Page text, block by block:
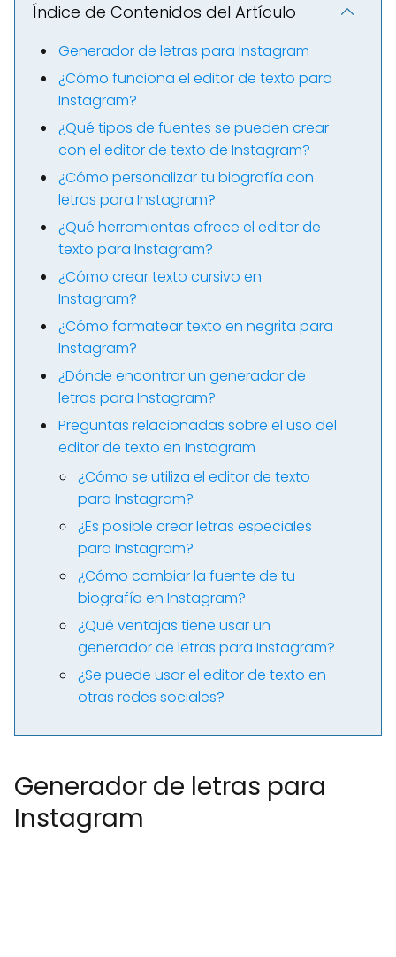
Índice de Contenidos del Artículo
Generador de letras para Instagram
¿Cómo funciona el editor de texto para
Instagram?
¿Qué tipos de fuentes se pueden crear
con el editor de texto de Instagram?
¿Cómo personalizar tu biografía con
letras para Instagram?
¿Qué herramientas ofrece el editor de
texto para Instagram?
¿Cómo crear texto cursivo en
Instagram?
¿Cómo formatear texto en negrita para
Instagram?
¿Dónde encontrar un generador de
letras para Instagram?
Preguntas relacionadas sobre el uso del
editor de texto en Instagram
¿Cómo se utiliza el editor de texto
para Instagram?
¿Es posible crear letras especiales
para Instagram?
¿Cómo cambiar la fuente de tu
biografía en Instagram?
¿Qué ventajas tiene usar un
generador de letras para Instagram?
¿Se puede usar el editor de texto en
otras redes sociales?
Generador de letras para
Instagram